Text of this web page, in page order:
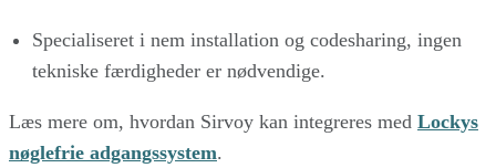
Specialiseret i nem installation og codesharing, ingen
tekniske færdigheder er nødvendige.
Læs mere om, hvordan Sirvoy kan integreres med Lockys
nøglefrie adgangssystem.